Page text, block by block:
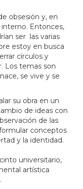
obsesión y, en
Entonces,
ser las varias
estoy en busca
círculos y
Los temas son
se vive y se
su obra en un
de ideas con
de las
conceptos
y la identidad.
universitario,
artística